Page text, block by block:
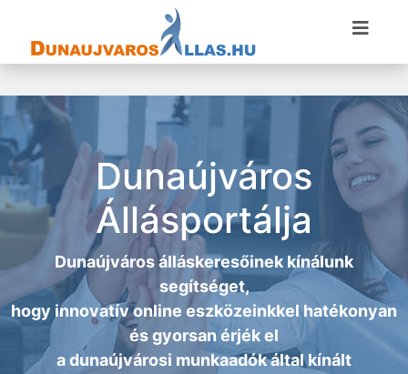
Dunaújváros
Állásportálja
Dunaújváros álláskeresőinek kínálunk
segítséget,
hogy innovatív online eszközeinkkel hatékonyan
és gyorsan érjék el
adunaújvárosi munkaadókáltal kínált